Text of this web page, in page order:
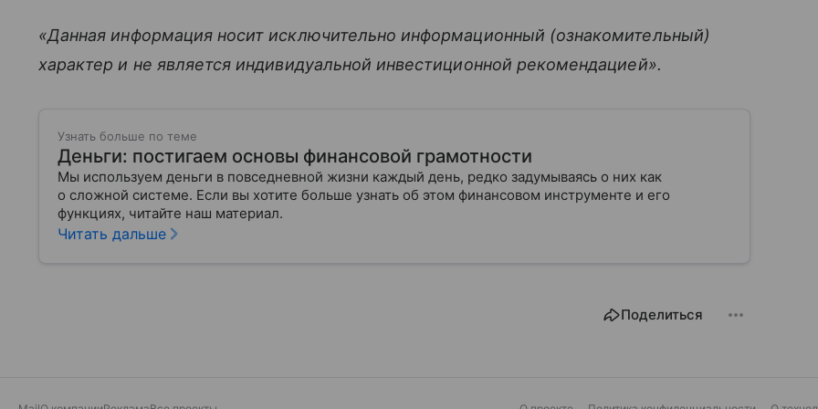
«Данная информация носит исключительно информационный (ознакомительный)
характер и не является индивидуальной инвестиционной рекомендацией».
Узнать больше по теме
Деньги: постигаем основы финансовой грамотности
Мы используем деньги в повседневной жизни каждый день, редко задумываясь о них как
о сложной системе. Если вы хотите больше узнать об этом финансовом инструменте и его
функциях, читайте наш материал.
Читать дальше
Поделиться